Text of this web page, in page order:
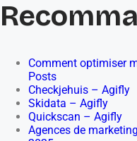
Comment optimiser
Posts
Checkjehuis – Agifly
Skidata – Agifly
Quickscan – Agifly
Agences de